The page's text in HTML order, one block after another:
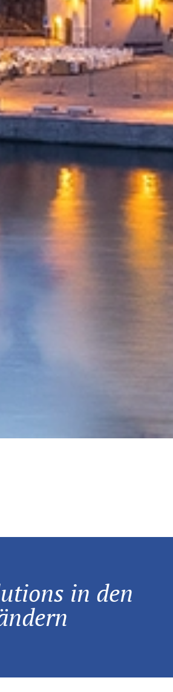
in den
nordischen Ländern
Expertise für den
und brandQ in